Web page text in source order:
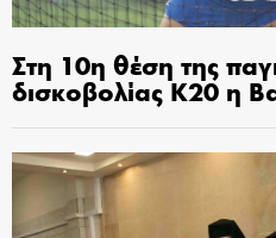
Στη 10η θέση της
δισκοβολίας Κ20 η